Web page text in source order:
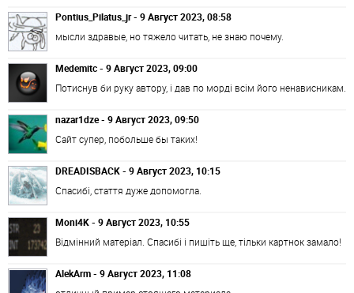
Pontius_Pilatus_jr - 9 Август 2023, 08:58
мысли здравые, но тяжело читать, не знаю почему.
Medemitc - 9 Август 2023, 09:00
Потиснув би руку автору, і дав по морді всім його ненависникам.
nazar1dze - 9 Август 2023, 09:50
Сайт супер, побольше бы таких!
DREADISBACK - 9 Август 2023, 10:15
Спасибі, стаття дуже допомогла.
Moni4K - 9 Август 2023, 10:55
Відмінний матеріал. Спасибі і пишіть ще, тільки картнок замало!
AlekArm - 9 Август 2023, 11:08